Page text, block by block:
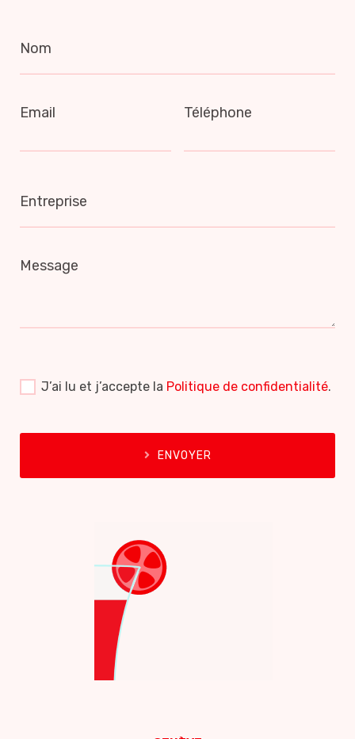
Nom
Email Téléphone
Entreprise
Message
J’ai lu et j’accepte la Politique de confidentialité.
ENVOYER